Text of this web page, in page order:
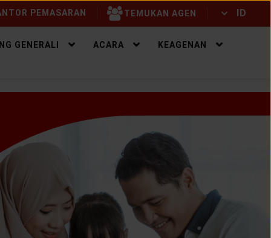
PEMASARAN TEMUKAN AGEN ID
GENERALI ACARA KEAGENAN
ID EN